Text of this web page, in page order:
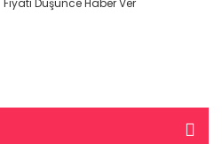
Fiyatı Düşünce Haber Ver